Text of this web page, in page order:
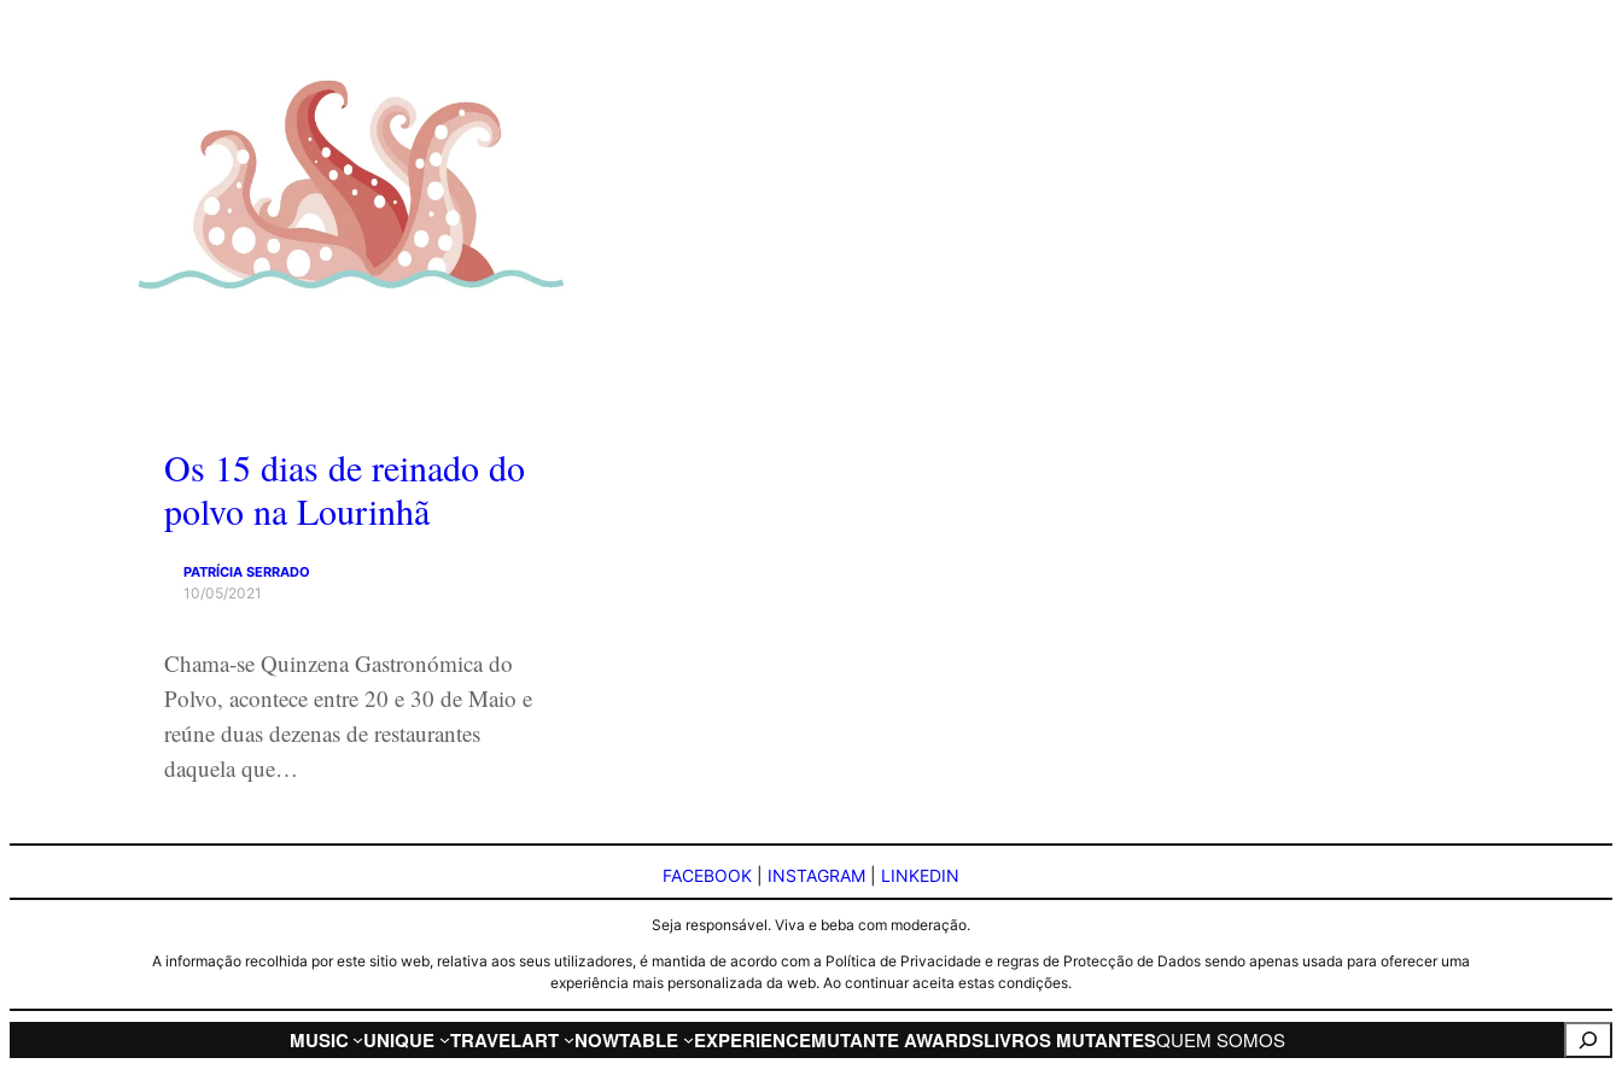
Os 15 dias de reinado do
polvo na Lourinhã
PATRÍCIA SERRADO
10/05/2021
Chama-se Quinzena Gastronómica do
Polvo, acontece entre 20 e 30 de Maio e
reúne duas dezenas de restaurantes
daquela que…
FACEBOOK INSTAGRAM LINKEDIN
Seja responsável. Viva e beba com moderação.
A informação recolhida por este sitio web, relativa aos seus utilizadores, é mantida de acordo com a Política de Privacidade e regras de Protecção de Dados sendo apenas usada para oferecer uma
experiência mais personalizada da web. Ao continuar aceita estas condições.
MUSIC UNIQUE TRAVELART NOWTABLE EXPERIENCEMUTANTE AWARDSLIVROS MUTANTESQUEM SOMOS